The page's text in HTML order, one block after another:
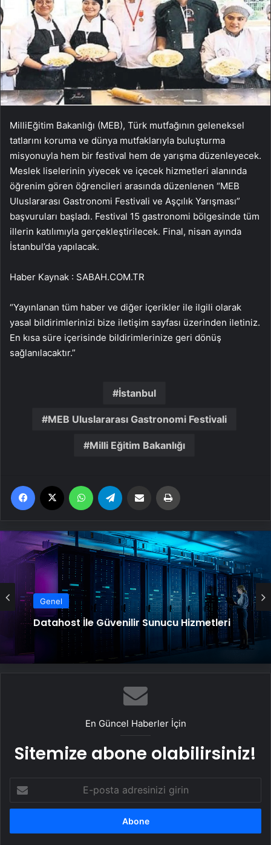
MilliEğitim Bakanlığı (MEB), Türk mutfağının geleneksel
tatlarını koruma ve dünya mutfaklarıyla buluşturma
misyonuyla hem bir festival hem de yarışma düzenleyecek.
Meslek liselerinin yiyecek ve içecek hizmetleri alanında
öğrenim gören öğrencileri arasında düzenlenen “MEB
Uluslararası Gastronomi Festivali ve Aşçılık Yarışması”
başvuruları başladı. Festival 15 gastronomi bölgesinde tüm
illerin katılımıyla gerçekleştirilecek. Final, nisan ayında
İstanbul’da yapılacak.
Haber Kaynak : SABAH.COM.TR
“Yayınlanan tüm haber ve diğer içerikler ile ilgili olarak
yasal bildirimlerinizi bize iletişim sayfası üzerinden iletiniz.
En kısa süre içerisinde bildirimlerinize geri dönüş
sağlanılacaktır.”
İstanbul
MEB Uluslararası Gastronomi Festivali
Milli Eğitim Bakanlığı
Facebook WhatsApp Email'den paylaş
Genel
Datahost İle Güvenilir Sunucu Hizmetleri
En Güncel Haberler İçin
Sitemize abone olabilirsiniz!
posta
adresinizi